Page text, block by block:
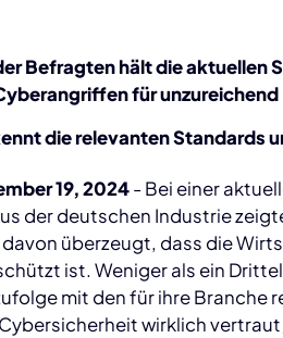
Befragten hält die aktuellen
für unzureichend
die relevanten Standards
19, 2024- Bei einer
der deutschen Industrie
überzeugt, dass die
ist. Weniger als ein
mit den für ihre Branche
wirklich